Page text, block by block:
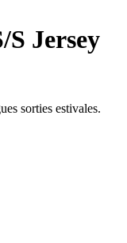
S Jersey
sorties estivales.